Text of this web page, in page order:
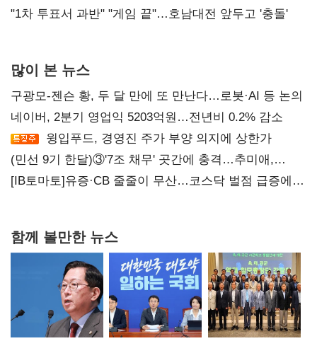
불복'
"1차 투표서 과반" "게임 끝"…호남대전 앞두고 '충돌'
많이 본 뉴스
구광모-젠슨 황, 두 달 만에 또 만난다…로봇·AI 등 논의
네이버, 2분기 영업익 5203억원…전년비 0.2% 감소
윙입푸드, 경영진 주가 부양 의지에 상한가
(민선 9기 한달)③'7조 채무' 곳간에 충격…추미애,
20년만에 '비상재정' 선언 승부수
[IB토마토]유증·CB 줄줄이 무산…코스닥 벌점 급증에
함께 볼만한 뉴스